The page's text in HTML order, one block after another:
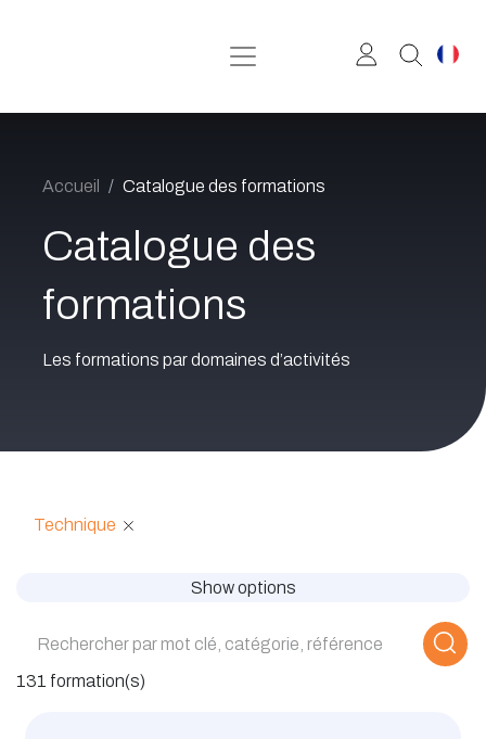
Accueil Catalogue des formations
Catalogue des
formations
Les formations par domaines d’activités
Technique
Show options
131 formation(s)